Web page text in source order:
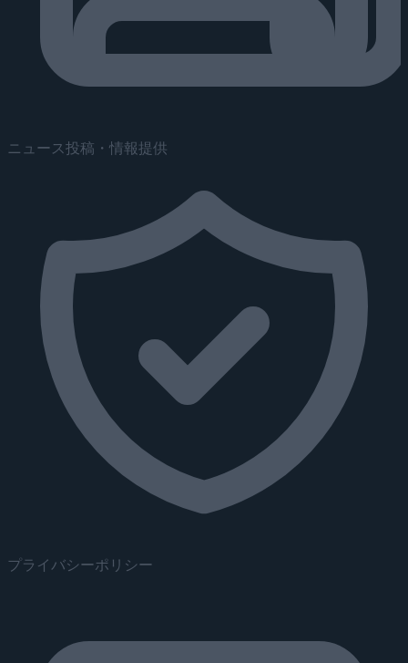
ニュース投稿・情報提供
プライバシーポリシー